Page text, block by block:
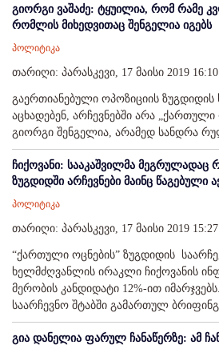
გიორგი ვაშაძე: ტყუილია, რომ რამე
რომლის მიხედვითაც შენგელია იგებს
პოლიტიკა
თარიღი: პარასკევი, 17 მაისი 2019 16:10
გაერთიანებული ოპოზიციის ზუგდიდის
აცხადებენ, არჩევნებში არა „ქართული
გიორგი შენგელია, არამედ სანდრა
ჩიქოვანი: სააკაშვილმა მეგრულადაც
ზუგდიდში არჩევნები მაინც წაგებული
პოლიტიკა
თარიღი: პარასკევი, 17 მაისი 2019 15:27
“ქართული ოცნების” ზუგდიდის
ხელმძღვანლის ირაკლი ჩიქოვანის
მერობის კანდიდატი 12%-ით იმარჯვებს.
საარჩევნო შტაბში გამართულ
გია დანელია ფარულ ჩანაწერზე: ამ